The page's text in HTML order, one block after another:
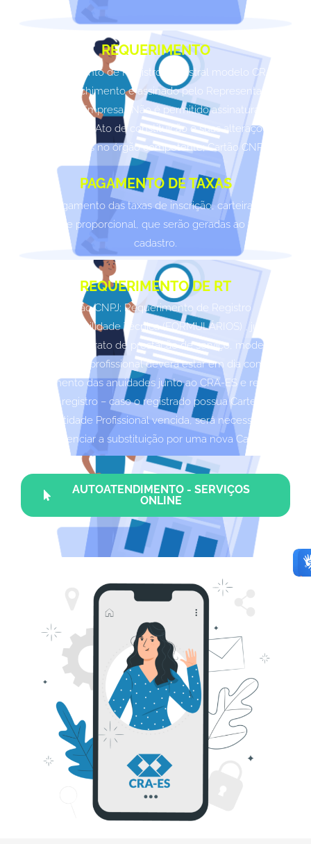
REQUERIMENTO
Requerimento de Registro Cadastral modelo CRA-
ES, preenchimento e assinado pelo Representante
Legal da Empresa. (Não é permitido assinatura de
Procurador); Ato de constituição e suas alterações,
registradas no órgão competente; Cartão CNPJ;
PAGAMENTO DE TAXAS
Pagamento das taxas de inscrição, carteira e
anuidade proporcional, que serão geradas ao final do
cadastro.
REQUERIMENTO DE RT
Cartão CNPJ; Requerimento de Registro
Responsabilidade Técnica (FORMULÁRIOS) , junto
com o contrato de prestação de serviço, modelo
CRA-ES. O profissional deverá estar em dia com o
pagamento das anuidades junto ao CRA-ES e regular
com o registro – caso o registrado possua Carteira de
Identidade Profissional vencida, será necessário
providenciar a substituição por uma nova Carteira.
AUTOATENDIMENTO - SERVIÇOS
ONLINE